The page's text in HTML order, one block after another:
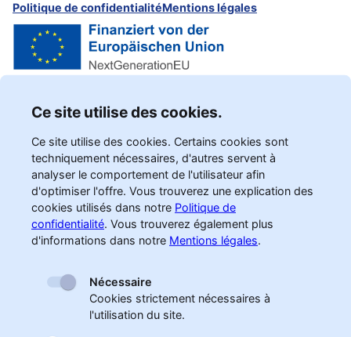
Politique de confidentialitéMentions légales
Ce site utilise des cookies.
Ce site utilise des cookies. Certains cookies sont
techniquement nécessaires, d'autres servent à
analyser le comportement de l'utilisateur afin
d'optimiser l'offre. Vous trouverez une explication des
cookies utilisés dans notre Politique de
confidentialité. Vous trouverez également plus
d'informations dans notre Mentions légales.
Nécessaire
Cookies strictement nécessaires à
l'utilisation du site.